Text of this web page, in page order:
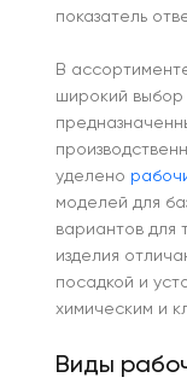
показатель
В
широкий выбор
уделено
моделей для
вариантов для
изделия
посадкой и
химическим и
Виды